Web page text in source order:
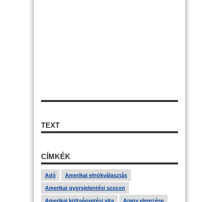
TEXT
CÍMKÉK
Adó Amerikai elnökválasztás
Amerikai gyorsjelentési szezon
Amerikai költségvetési vita Arany elemzése